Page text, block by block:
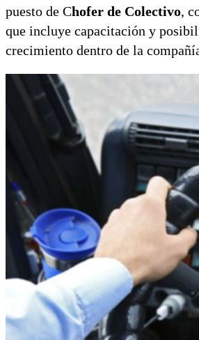
puesto de Chofer de Colectivo,
que incluye capacitación y
crecimiento dentro de la